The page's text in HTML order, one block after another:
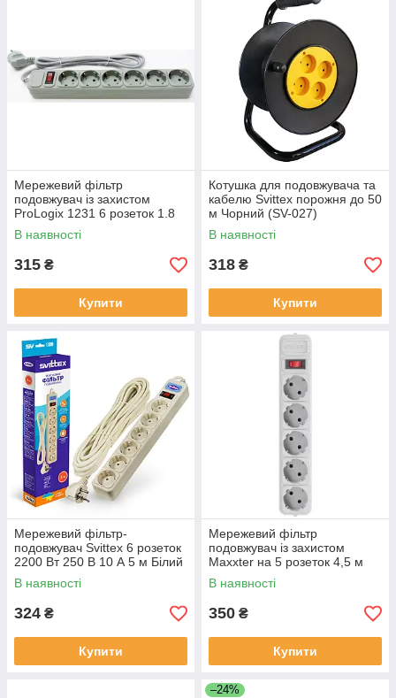
Мережевий фільтр
подовжувач із захистом
ProLogix 1231 6 розеток 1.8
метра Сірий
В наявності
315 ₴
Купити
Котушка для подовжувача та
кабелю Svittex порожня до 50
м Чорний (SV-027)
В наявності
318 ₴
Купити
Мережевий фільтр-
подовжувач Svittex 6 розеток
2200 Вт 250 В 10 А 5 м Білий
(SV-863)
В наявності
324 ₴
Купити
Мережевий фільтр
подовжувач із захистом
Maxxter на 5 розеток 4,5 м
В наявності
350 ₴
Купити
–24%